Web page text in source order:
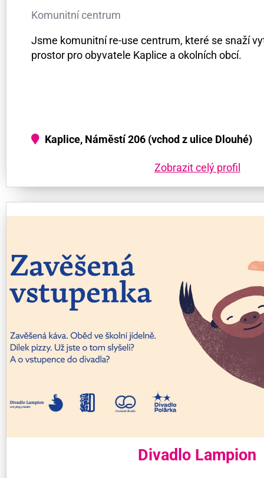
Komunitní centrum
Jsme komunitní re-use centrum, které se snaží
prostor pro obyvatele Kaplice a okolních obcí.
Kaplice, Náměstí 206 (vchod z ulice Dlouhé)
Zobrazit celý profil
Divadlo Lampion